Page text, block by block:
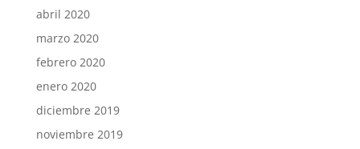
abril 2020
marzo 2020
febrero 2020
enero 2020
diciembre 2019
noviembre 2019